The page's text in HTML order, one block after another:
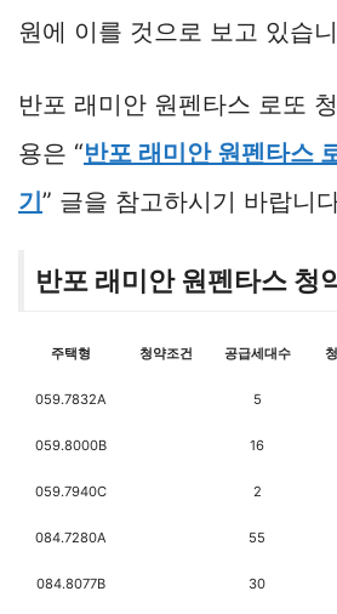
원에 이를 것으로 보고 있습
반포 래미안 원펜타스 로또
용은 “반포 래미안 원펜타스
기” 글을 참고하시기 바랍니
반포 래미안 원펜타스 청
주택형 청약조건 공급세대수
059.7832A 5
059.8000B 16
059.7940C 2
084.7280A 55
084.8077B 30